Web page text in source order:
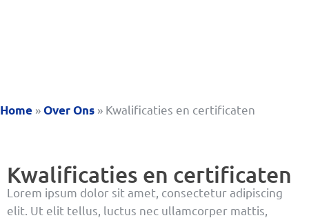
Home »Over Ons » Kwalificaties en certificaten
Kwalificaties en certificaten
Lorem ipsum dolor sit amet, consectetur adipiscing
elit. Ut elit tellus, luctus nec ullamcorper mattis,